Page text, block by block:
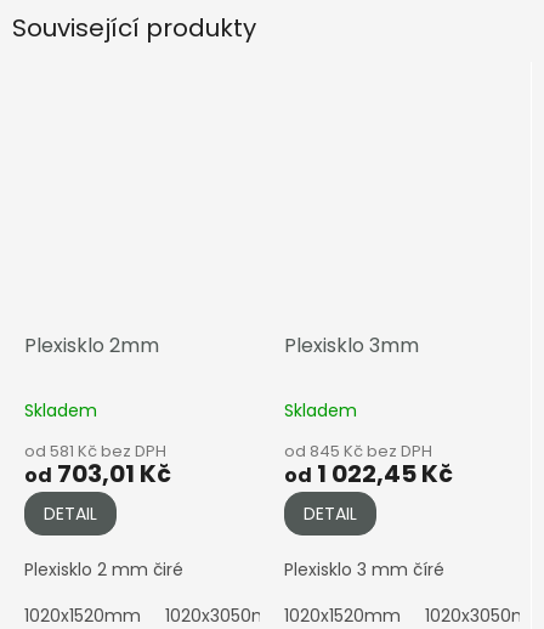
Související produkty
Plexisklo 2mm
Skladem
od 581 Kč bez DPH
od 703,01 Kč
DETAIL
Plexisklo 2 mm čiré
1020x1520mm
1020x3050mm 2050x1010mm
Plexisklo 3mm
Skladem
od 845 Kč bez DPH
od 1 022,45 Kč
DETAIL
Plexisklo 3 mm číré
1020x1520mm